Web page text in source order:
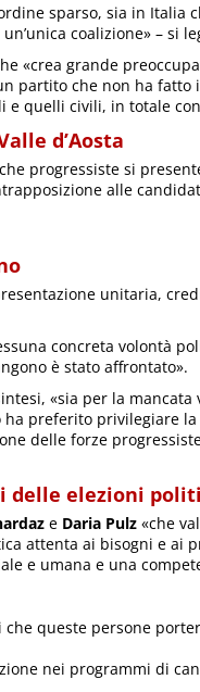
sparso, sia in Italia
coalizione» – si
«crea grande
partito che non ha
quelli civili, in totale
d’Aosta
progressiste si
alle
unitaria,
concreta volontà
è stato affrontato».
«sia per la
preferito privilegiare la
delle forze
delle elezioni
e Daria Pulz «che
attenta ai bisogni e ai
e umana e una
queste persone
nei programmi di